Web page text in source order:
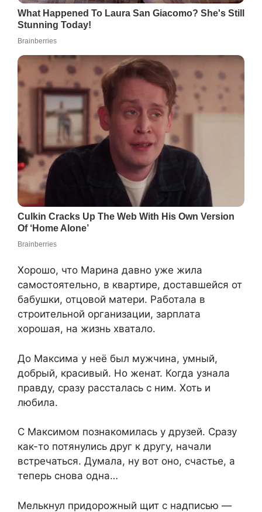
Хорошо, что Марина давно уже жила
самостоятельно, в квартире, доставшейся от
бабушки, отцовой матери. Работала в
строительной организации, зарплата
хорошая, на жизнь хватало.
До Максима у неё был мужчина, умный,
добрый, красивый. Но женат. Когда узнала
правду, сразу рассталась с ним. Хоть и
любила.
С Максимом познакомилась у друзей. Сразу
как-то потянулись друг к другу, начали
встречаться. Думала, ну вот оно, счастье, а
теперь снова одна…
Мелькнул придорожный щит с надписью —